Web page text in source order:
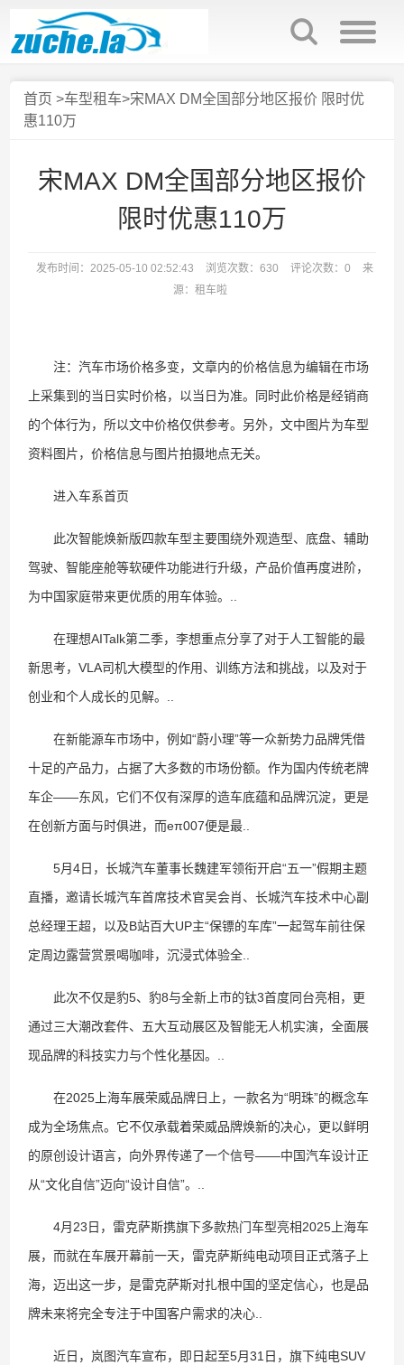
首页 >车型租车>宋MAX DM全国部分地区报价 限时优
惠110万
宋MAX DM全国部分地区报价
限时优惠110万
发布时间：2025-05-10 02:52:43 浏览次数：630 评论次数：0
来
源：租车啦
注：汽车市场价格多变，文章内的价格信息为编辑在市场
上采集到的当日实时价格，以当日为准。同时此价格是经销商
的个体行为，所以文中价格仅供参考。另外，文中图片为车型
资料图片，价格信息与图片拍摄地点无关。
进入车系首页
此次智能焕新版四款车型主要围绕外观造型、底盘、辅助
驾驶、智能座舱等软硬件功能进行升级，产品价值再度进阶，
为中国家庭带来更优质的用车体验。..
在理想AITalk第二季，李想重点分享了对于人工智能的最
新思考，VLA司机大模型的作用、训练方法和挑战，以及对于
创业和个人成长的见解。..
在新能源车市场中，例如“蔚小理”等一众新势力品牌凭借
十足的产品力，占据了大多数的市场份额。作为国内传统老牌
车企——东风，它们不仅有深厚的造车底蕴和品牌沉淀，更是
在创新方面与时俱进，而eπ007便是最..
5月4日，长城汽车董事长魏建军领衔开启“五一”假期主题
直播，邀请长城汽车首席技术官吴会肖、长城汽车技术中心副
总经理王超，以及B站百大UP主“保镖的车库”一起驾车前往保
定周边露营赏景喝咖啡，沉浸式体验全..
此次不仅是豹5、豹8与全新上市的钛3首度同台亮相，更
通过三大潮改套件、五大互动展区及智能无人机实演，全面展
现品牌的科技实力与个性化基因。..
在2025上海车展荣威品牌日上，一款名为“明珠”的概念车
成为全场焦点。它不仅承载着荣威品牌焕新的决心，更以鲜明
的原创设计语言，向外界传递了一个信号——中国汽车设计正
从“文化自信”迈向“设计自信”。..
4月23日，雷克萨斯携旗下多款热门车型亮相2025上海车
展，而就在车展开幕前一天，雷克萨斯纯电动项目正式落子上
海，迈出这一步，是雷克萨斯对扎根中国的坚定信心，也是品
牌未来将完全专注于中国客户需求的决心..
近日，岚图汽车宣布，即日起至5月31日，旗下纯电SUV